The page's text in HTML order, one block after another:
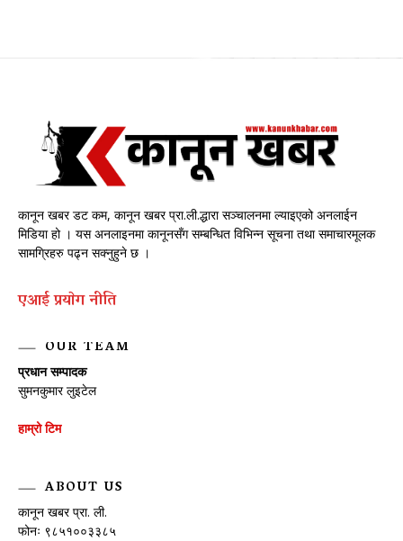
कानून खबर डट कम, कानून खबर प्रा.ली.द्धारा सञ्चालनमा ल्याइएको अनलाईन
मिडिया हो । यस अनलाइनमा कानूनसँग सम्बन्धित विभिन्न सूचना तथा समाचारमूलक
सामग्रिहरु पढ्न सक्नुहुने छ ।
एआई प्रयाेग नीति
OUR TEAM
प्रधान सम्पादक
सुमनकुमार लुइटेल
हाम्रो टिम
ABOUT US
कानून खबर प्रा. ली.
फोनः ९८५१००३३८५